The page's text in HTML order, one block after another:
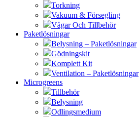
Torkning
Vakuum & Försegling
Vågar Och Tillbehör
Paketlösningar
Belysning – Paketlösningar
Gödningskit
Komplett Kit
Ventilation – Paketlösningar
Microgreens
Tillbehör
Belysning
Odlingsmedium